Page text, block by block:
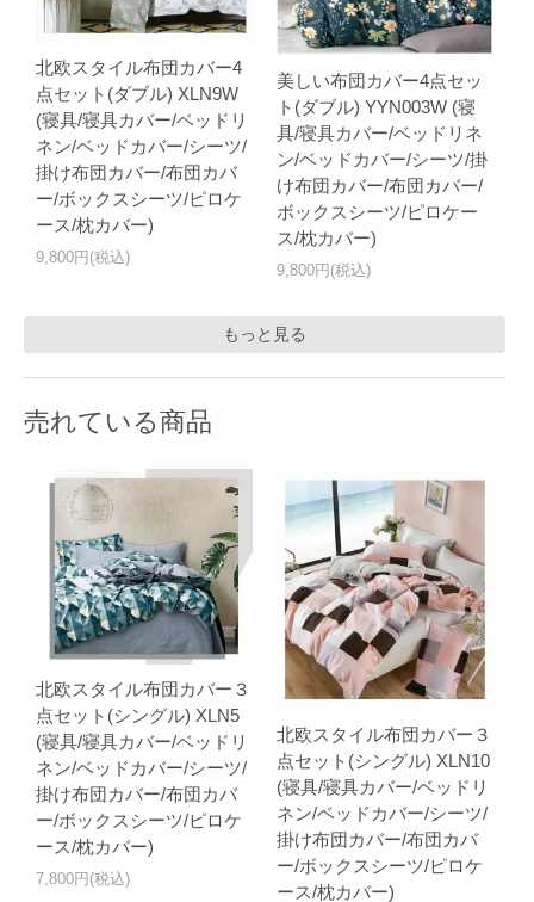
北欧スタイル布団カバー4
点セット(ダブル) XLN9W
(寝具/寝具カバー/ベッドリ
ネン/ベッドカバー/シーツ/
掛け布団カバー/布団カバ
ー/ボックスシーツ/ピロケ
ース/枕カバー)
9,800円(税込)
美しい布団カバー4点セッ
ト(ダブル) YYN003W (寝
具/寝具カバー/ベッドリネ
ン/ベッドカバー/シーツ/掛
け布団カバー/布団カバー/
ボックスシーツ/ピロケー
ス/枕カバー)
9,800円(税込)
もっと見る
売れている商品
北欧スタイル布団カバー３
点セット(シングル) XLN5
(寝具/寝具カバー/ベッドリ
ネン/ベッドカバー/シーツ/
掛け布団カバー/布団カバ
ー/ボックスシーツ/ピロケ
ース/枕カバー)
7,800円(税込)
北欧スタイル布団カバー３
点セット(シングル) XLN10
(寝具/寝具カバー/ベッドリ
ネン/ベッドカバー/シーツ/
掛け布団カバー/布団カバ
ー/ボックスシーツ/ピロケ
ース/枕カバー)